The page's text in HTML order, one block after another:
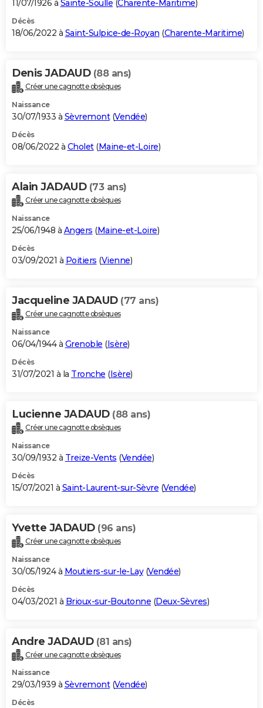
11/07/1926 à Sainte-Soulle (Charente-Maritime)
Décès
18/06/2022 à Saint-Sulpice-de-Royan (Charente-Maritime)
Denis JADAUD (88 ans)
Créer une cagnotte obsèques
Naissance
30/07/1933 à Sèvremont(Vendée)
Décès
08/06/2022 à Cholet(Maine-et-Loire)
Alain JADAUD (73 ans)
Créer une cagnotte obsèques
Naissance
25/06/1948 à Angers (Maine-et-Loire)
Décès
03/09/2021 à Poitiers (Vienne)
Jacqueline JADAUD (77 ans)
Créer une cagnotte obsèques
Naissance
06/04/1944 à Grenoble (Isère)
Décès
31/07/2021 à la Tronche (Isère)
Lucienne JADAUD (88 ans)
Créer une cagnotte obsèques
Naissance
30/09/1932 à Treize-Vents (Vendée)
Décès
15/07/2021 à Saint-Laurent-sur-Sèvre (Vendée)
Yvette JADAUD (96 ans)
Créer une cagnotte obsèques
Naissance
30/05/1924 à Moutiers-sur-le-Lay(Vendée)
Décès
04/03/2021 à Brioux-sur-Boutonne (Deux-Sèvres)
Andre JADAUD (81 ans)
Créer une cagnotte obsèques
Naissance
29/03/1939 à Sèvremont(Vendée)
Décès